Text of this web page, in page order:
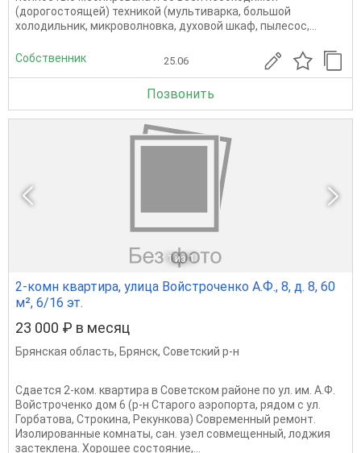
(дорогостоящей) техникой (мультиварка, большой
холодильник, микроволновка, духовой шкаф, пылесос,...
Собственник 25.06
Позвонить
1 из 1
2-комн квартира, улица Войстроченко А.Ф., 8, д. 8, 60
м², 6/16 эт.
23 000 ₽ в месяц
Брянская область, Брянск, Советский р-н
Сдается 2-ком. квартира в Советском районе по ул. им. А.Ф.
Войстроченко дом 6 (р-н Старого аэропорта, рядом с ул.
Горбатова, Строкина, Рекункова) Современный ремонт.
Изолированные комнаты, сан. узел совмещенный, лоджия
застеклена. Хорошее состояние,...